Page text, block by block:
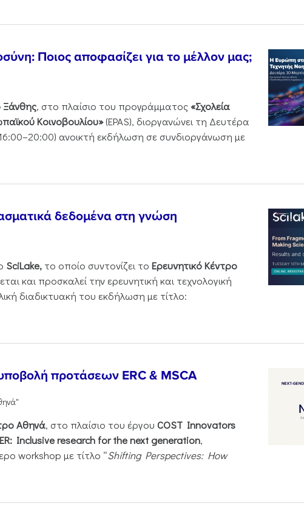
Ποιος αποφασίζει για το μέλλον μας;
Ξάνθης, στο πλαίσιο του προγράμματος«Σχολεία
Κοινοβουλίου»(EPAS), διοργανώνει τη Δευτέρα
ανοικτή εκδήλωση σε συνδιοργάνωση με
δεδομένα στη γνώση
SciLake, το οποίο συντονίζει το Ερευνητικό Κέντρο
και προσκαλεί την ερευνητική και τεχνολογική
διαδικτυακή του εκδήλωση με τίτλο:
προτάσεων ERC & MSCA
Αθηνά, στο πλαίσιο του έργου COST Innovators
Inclusive research for the next generation,
workshop με τίτλο “Shifting Perspectives: How